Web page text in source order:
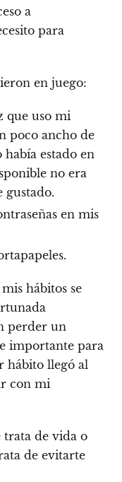
a
para
en juego:
que uso mi
poco ancho de
había estado en
no era
gustado.
en mis
hábitos se
perder un
importante para
hábito llegó al
con mi
trata de vida o
de evitarte